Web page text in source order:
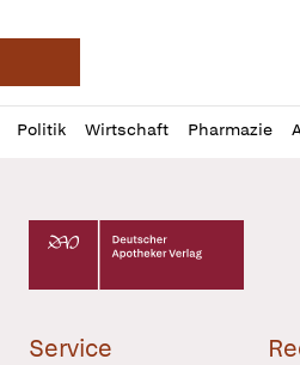
Deutsche Apotheker
Politik Wirtschaft Pharmazie
Profil
öffnen
Daz
Pur
Deutscher Apotheker Verlag
Service